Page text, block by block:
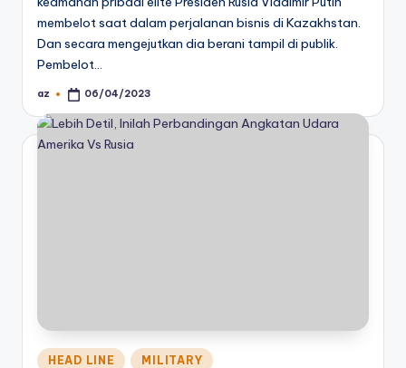
membelot saat dalam perjalanan bisnis di Kazakhstan.
Dan secara mengejutkan dia berani tampil di publik.
Pembelot…
Posted
az 06/04/2023
Posted
HEAD LINE MILITARY